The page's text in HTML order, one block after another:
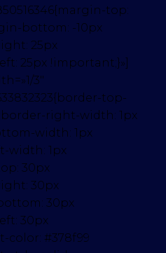
top:
bottom: -10px
25px
25px !important;}»]
3″
top-
right-width: 1px
width: 1px
width: 1px
30px
30px
30px
30px
#378f99